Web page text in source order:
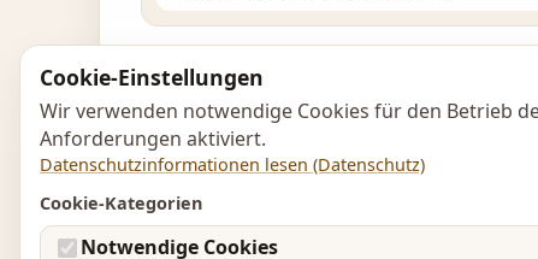
Cookie-Einstellungen
Wir verwenden notwendige Cookies für den Betrieb
Anforderungen aktiviert.
Datenschutzinformationen lesen (Datenschutz)
Cookie-Kategorien
Notwendige Cookies